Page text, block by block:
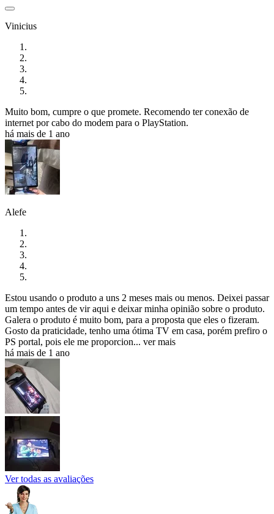
Vinicius
Muito bom, cumpre o que promete. Recomendo ter conexão de
internet por cabo do modem para o PlayStation.
há mais de 1 ano
Alefe
Estou usando o produto a uns 2 meses mais ou menos. Deixei passar
um tempo antes de vir aqui e deixar minha opinião sobre o produto.
Galera o produto é muito bom, para a proposta que eles o fizeram.
Gosto da praticidade, tenho uma ótima TV em casa, porém prefiro o
PS portal, pois ele me proporcion... ver mais
há mais de 1 ano
Ver todas as avaliações